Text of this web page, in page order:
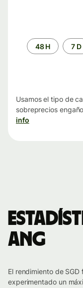
Periodo48 H 7 D
Usamos el tipo de
sobreprecios
info
ANG
El rendimiento de
experimentado un